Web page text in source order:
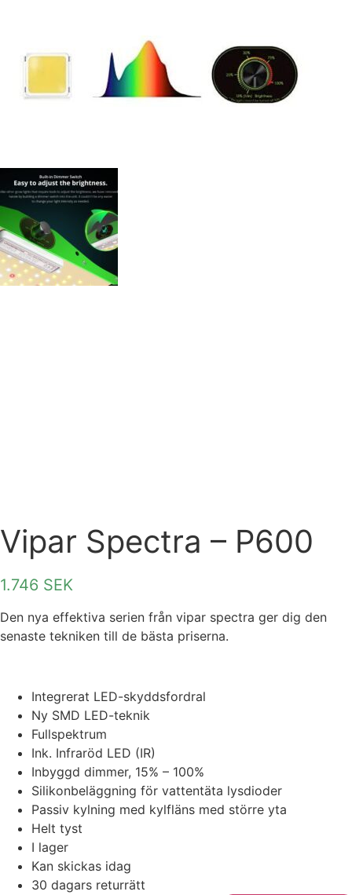
Vipar Spectra – P600
1.746 SEK
Den nya effektiva serien från vipar spectra ger dig den
senaste tekniken till de bästa priserna.
Integrerat LED-skyddsfordral
Ny SMD LED-teknik
Fullspektrum
Ink. Infraröd LED (IR)
Inbyggd dimmer, 15% – 100%
Silikonbeläggning för vattentäta lysdioder
Passiv kylning med kylfläns med större yta
Helt tyst
I lager
Kan skickas idag
30 dagars returrätt